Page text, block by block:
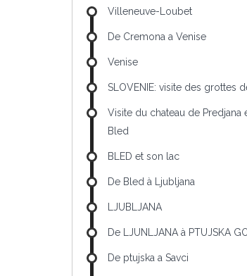
Villeneuve-Loubet
De Cremona a Venise
Venise
SLOVENIE: visite des grottes
Visite du chateau de Predjana
Bled
BLED et son lac
De Bled à Ljubljana
LJUBLJANA
De LJUNLJANA à PTUJSKA
De ptujska a Savci